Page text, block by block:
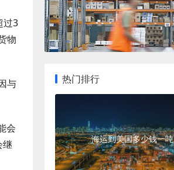
过3
物
与
会
继
热门排行
海运到美国多少钱一吨